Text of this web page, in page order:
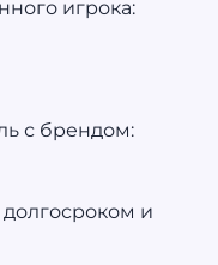
игрока:
с брендом:
и